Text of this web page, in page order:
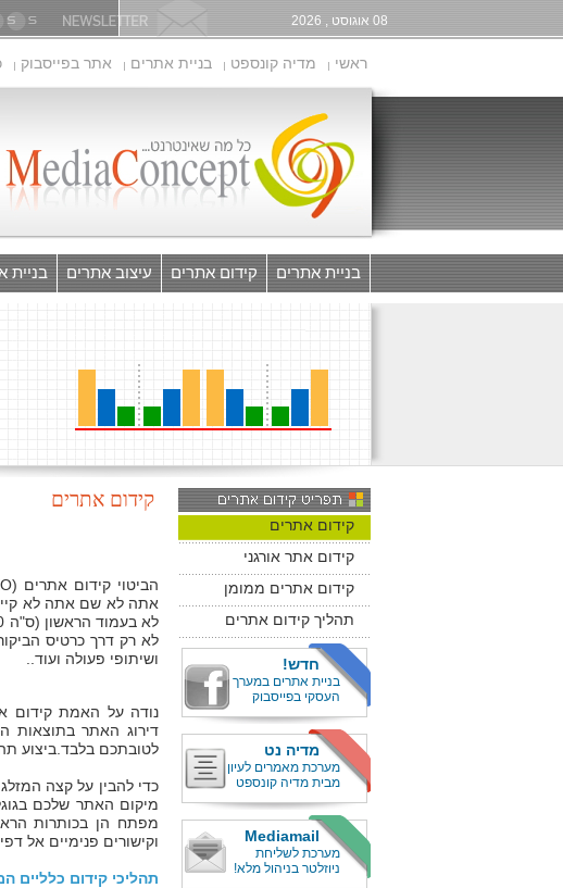
08 אוגוסט , 2026
ראשי מדיה קונספט בניית אתרים אתר בפייסבוק
בניית אתרים קידום אתרים עיצוב אתרים בניית
קידום אתרים
קידום אתר אורגני
קידום אתרים ממומן
תהליך קידום אתרים
חדש!
בניית אתרים במערך
העסקי בפייסבוק
מדיה נט
מערכת מאמרים לעיון
מבית מדיה קונספט
Mediamail
מערכת לשליחת
ניוזלטר בניהול מלא!
קידום אתרים
אתה לא שם אתה לא
לא רק דרך כרטיס
ושיתופי פעולה ועוד..
נודה על האמת קידום
דירוג האתר בתוצאות
לטובתכם בלבד.ביצוע
כדי להבין על קצה
מיקום האתר שלכם
מפתח הן בכותרות
וקישורים פנימיים אל
תהליכי קידום כלליים